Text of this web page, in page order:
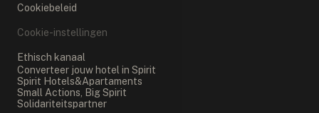
Cookiebeleid
Cookie-instellingen
Ethisch kanaal
Converteer jouw hotel in Spirit
Spirit Hotels&Apartaments
Small Actions, Big Spirit
Solidariteitspartner